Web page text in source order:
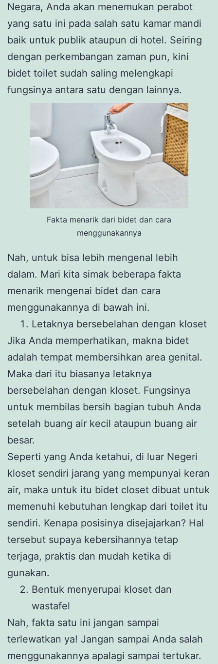
Negara, Anda akan menemukan perabot
yang satu ini pada salah satu kamar mandi
baik untuk publik ataupun di hotel. Seiring
dengan perkembangan zaman pun, kini
bidet toilet sudah saling melengkapi
fungsinya antara satu dengan lainnya.
Fakta menarik dari bidet dan cara
menggunakannya
Nah, untuk bisa lebih mengenal lebih
dalam. Mari kita simak beberapa fakta
menarik mengenai bidet dan cara
menggunakannya di bawah ini.
Letaknya bersebelahan dengan kloset
Jika Anda memperhatikan, makna bidet
adalah tempat membersihkan area genital.
Maka dari itu biasanya letaknya
bersebelahan dengan kloset. Fungsinya
untuk membilas bersih bagian tubuh Anda
setelah buang air kecil ataupun buang air
besar.
Seperti yang Anda ketahui, di luar Negeri
kloset sendiri jarang yang mempunyai keran
air, maka untuk itu bidet closet dibuat untuk
memenuhi kebutuhan lengkap dari toilet itu
sendiri. Kenapa posisinya disejajarkan? Hal
tersebut supaya kebersihannya tetap
terjaga, praktis dan mudah ketika di
gunakan.
Bentuk menyerupai kloset dan
wastafel
Nah, fakta satu ini jangan sampai
terlewatkan ya! Jangan sampai Anda salah
menggunakannya apalagi sampai tertukar.